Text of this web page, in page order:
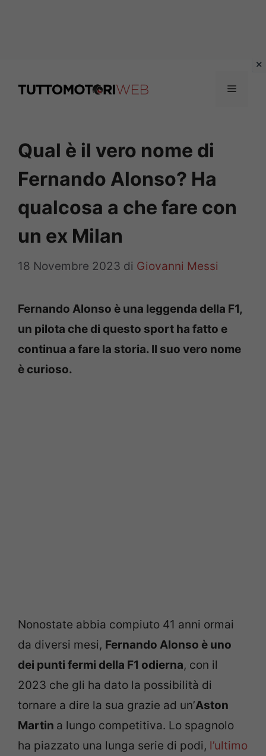
Menu
Qual è il vero nome di
Fernando Alonso? Ha
qualcosa a che fare con
un ex Milan
18 Novembre 2023 di Giovanni Messi
Fernando Alonso è una leggenda della F1,
un pilota che di questo sport ha fatto e
continua a fare la storia. Il suo vero nome
è curioso.
Nonostate abbia compiuto 41 anni ormai
da diversi mesi, Fernando Alonso è uno
dei punti fermi della F1 odierna, con il
2023 che gli ha dato la possibilità di
tornare a dire la sua grazie ad un’Aston
Martin a lungo competitiva. Lo spagnolo
ha piazzato una lunga serie di podi, l’ultimo